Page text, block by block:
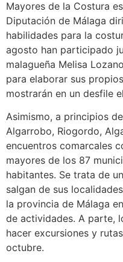
Mayores de la Costura
Diputación de Málaga
habilidades para la
agosto han participado
malagueña Melisa
para elaborar sus
mostrarán en un desfile
Asimismo, a principios
Algarrobo, Riogordo,
encuentros comarcales
mayores de los 87
habitantes. Se trata de
salgan de sus
la provincia de Málaga
de actividades. A parte,
hacer excursiones y
octubre.